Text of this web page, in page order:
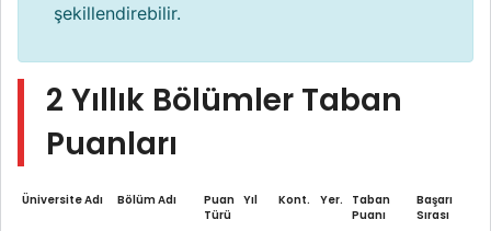
şekillendirebilir.
2 Yıllık Bölümler Taban
Puanları
Üniversite Adı Bölüm Adı
Puan
Türü
Yıl Kont. Yer.
Taban
Puanı
Başarı
Sırası